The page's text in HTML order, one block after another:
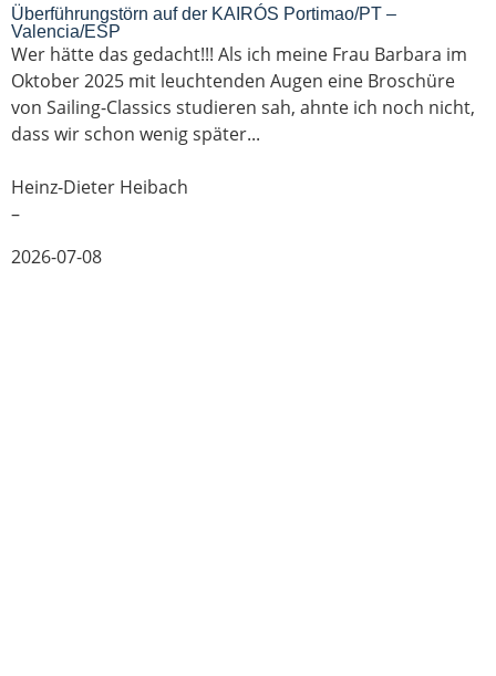
Überführungstörn auf der KAIRÓS Portimao/PT –
Valencia/ESP
Wer hätte das gedacht!!! Als ich meine Frau Barbara im
Oktober 2025 mit leuchtenden Augen eine Broschüre
von Sailing-Classics studieren sah, ahnte ich noch nicht,
dass wir schon wenig später...
Heinz-Dieter Heibach
–
2026-07-08